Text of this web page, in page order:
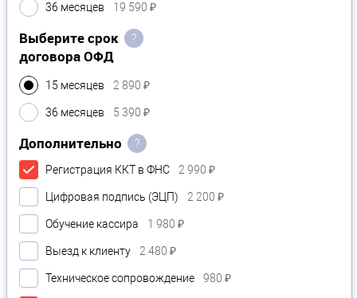
36 месяцев 19 590 ₽
?
Выберите срок
договора ОФД
15 месяцев 2 890 ₽
36 месяцев 5 390 ₽
?
Дополнительно
Регистрация ККТ в ФНС 2 990 ₽
Цифровая подпись (ЭЦП) 2 200 ₽
Обучение кассира 1 980 ₽
Выезд к клиенту 2 480 ₽
Техническое сопровождение 980 ₽